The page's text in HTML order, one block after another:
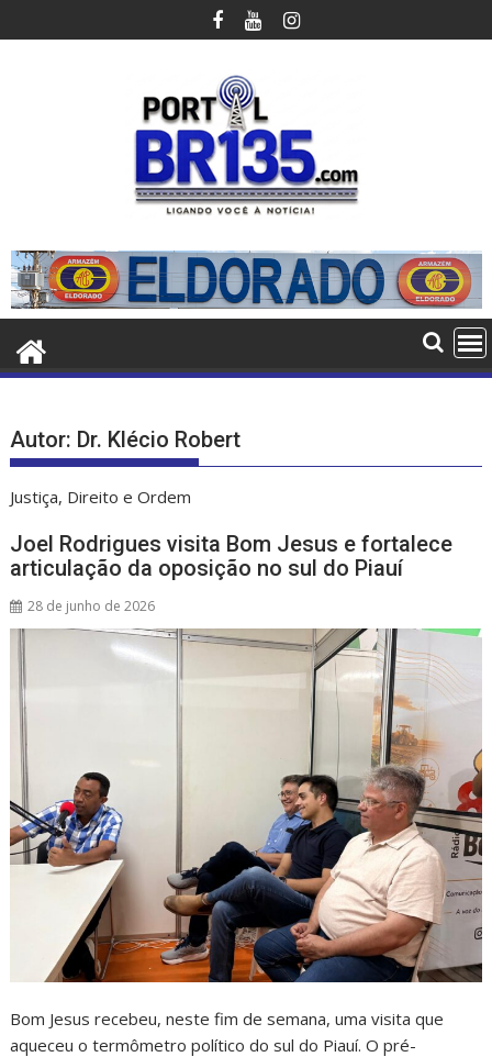
para
Autor: Dr. Klécio Robert
Justiça, Direito e Ordem
Joel Rodrigues visita Bom Jesus e fortalece
articulação da oposição no sul do Piauí
28 de junho de 2026
Bom Jesus recebeu, neste fim de semana, uma visita que
aqueceu o termômetro político do sul do Piauí. O pré-